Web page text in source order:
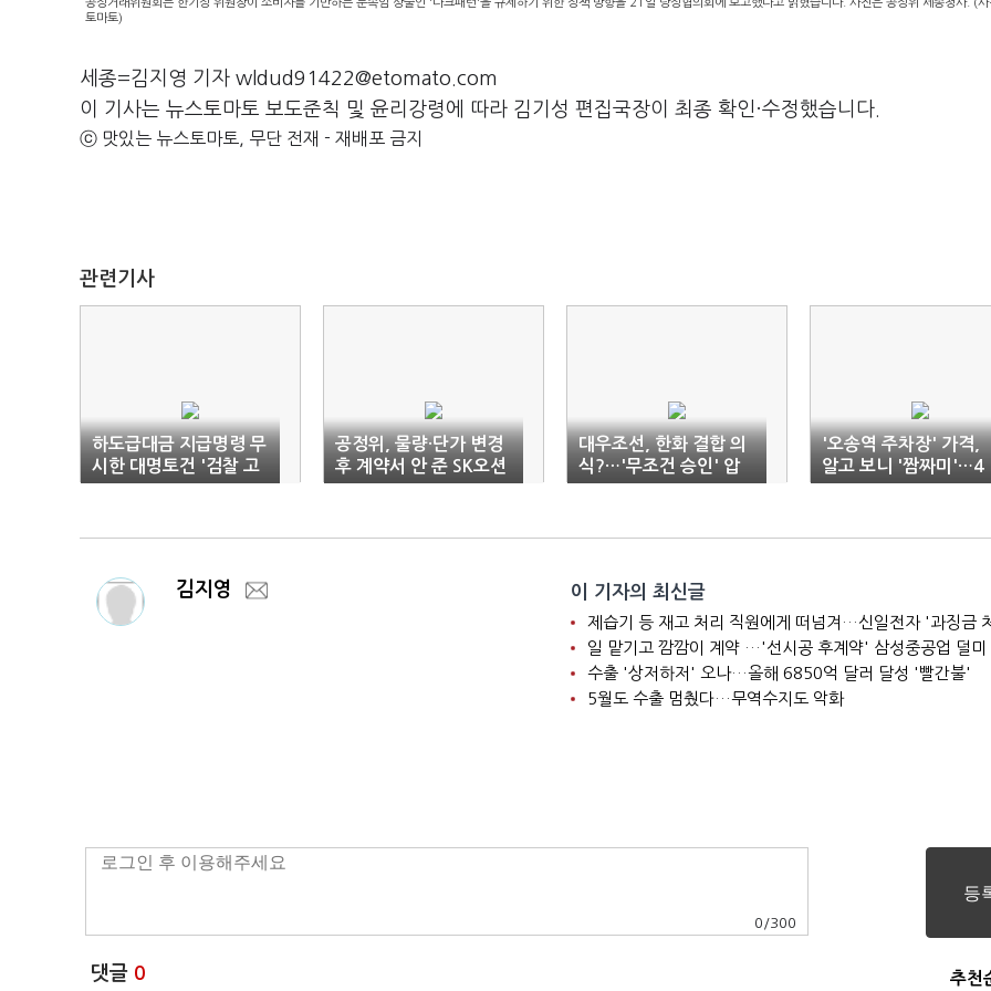
공정거래위원회는 한기정 위원장이 소비자를 기만하는 눈속임 상술인 '다크패턴'을 규제하기 위한 정책 방향을 21일 당정협의회에 보고했다고 밝혔습니다. 사진은 공정위 세종청사. (
토마토)
세종=김지영 기자 wldud91422@etomato.com
이 기사는 뉴스토마토 보도준칙 및 윤리강령에 따라 김기성 편집국장이 최종 확인·수정했습니다.
ⓒ 맛있는 뉴스토마토, 무단 전재 - 재배포 금지
관련기사
하도급대금 지급명령 무
시한 대명토건 '검찰 고
발'
공정위, 물량·단가 변경
후 계약서 안 준 SK오션
플랜트 '제재'
대우조선, 한화 결합 의
식?…'무조건 승인' 압
박 가세
'오송역 주차장' 가격,
알고 보니 '짬짜미'…4
0% 인상 담합
김지영 이 기자의 최신글
제습기 등 재고 처리 직원에게 떠넘겨…신일전자 '과징금
일 맡기고 깜깜이 계약 …'선시공 후계약' 삼성중공업 덜미
수출 '상저하저' 오나…올해 6850억 달러 달성 '빨간불'
5월도 수출 멈췄다…무역수지도 악화
0 /300
댓글 0 추천